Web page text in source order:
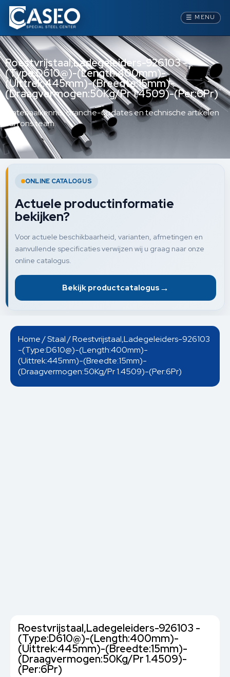
☰ MENU
Roestvrijstaal,Ladegeleiders-926103 -
(Type:D610@)-(Length:400mm)-
(Uittrek:445mm)-(Breedte:15mm)-
(Draagvermogen:50Kg/Pr 1.4509)-(Per:6Pr)
Materiaalkennis, branche-updates en technische artikelen
van ons team.
ONLINE CATALOGUS
Actuele productinformatie
bekijken?
Voor actuele beschikbaarheid, varianten, afmetingen en
aanvullende specificaties verwijzen wij u graag naar onze
online catalogus.
Bekijk productcatalogus →
Home/Staal/ Roestvrijstaal,Ladegeleiders-926103
-(Type:D610@)-(Length:400mm)-
(Uittrek:445mm)-(Breedte:15mm)-
(Draagvermogen:50Kg/Pr 1.4509)-(Per:6Pr)
Roestvrijstaal,Ladegeleiders-926103 -
(Type:D610@)-(Length:400mm)-
(Uittrek:445mm)-(Breedte:15mm)-
(Draagvermogen:50Kg/Pr 1.4509)-
(Per:6Pr)